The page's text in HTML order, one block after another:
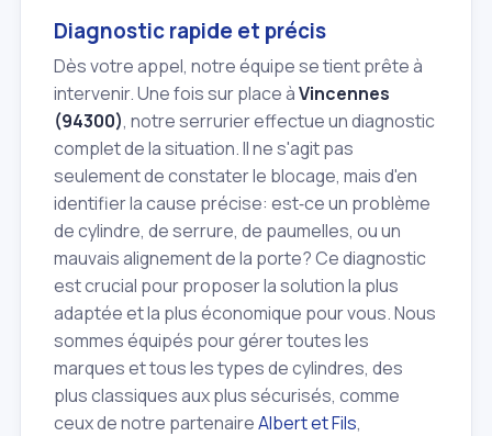
Diagnostic rapide et précis
Dès votre appel, notre équipe se tient prête à
intervenir. Une fois sur place àVincennes
(94300), notre serrurier effectue un diagnostic
complet de la situation. Il ne s'agit pas
seulement de constater le blocage, mais d'en
identifier la cause précise: est‑ce un problème
de cylindre, de serrure, de paumelles, ou un
mauvais alignement de la porte? Ce diagnostic
est crucial pour proposer la solution la plus
adaptée et la plus économique pour vous. Nous
sommes équipés pour gérer toutes les
marques et tous les types de cylindres, des
plus classiques aux plus sécurisés, comme
ceux de notre partenaireAlbert et Fils,